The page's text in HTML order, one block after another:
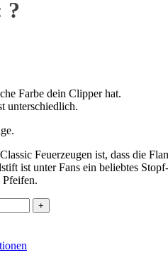
?
Farbe dein Clipper hat.
unterschiedlich.
Feuerzeugen ist, dass die
ist unter Fans ein beliebtes